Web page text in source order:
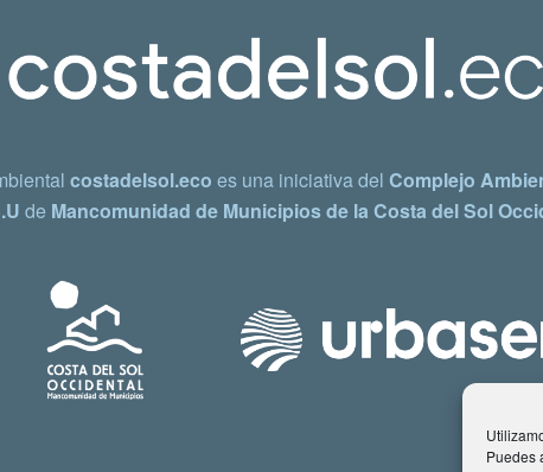
Puedes
costadelsol.eco es una iniciativa del Complejo
de Mancomunidad de Municipios de la Costa del Sol